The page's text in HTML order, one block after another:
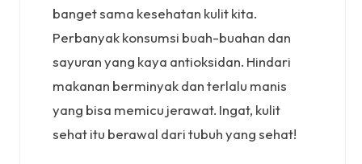
banget sama kesehatan kulit kita.
Perbanyak konsumsi buah-buahan dan
sayuran yang kaya antioksidan. Hindari
makanan berminyak dan terlalu manis
yang bisa memicu jerawat. Ingat, kulit
sehat itu berawal dari tubuh yang sehat!